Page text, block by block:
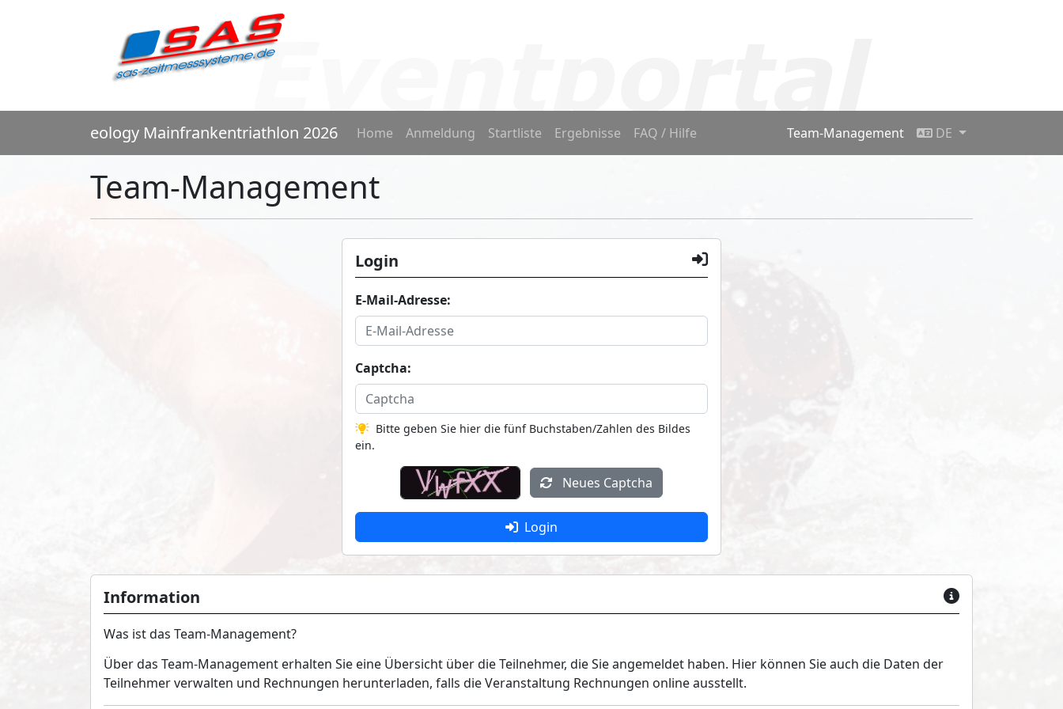
eology Mainfrankentriathlon 2026 Home Anmeldung Startliste Ergebnisse FAQ / Hilfe Team-Management DE
Team-Management
Login
E-Mail-Adresse:
Captcha:
Bitte geben Sie hier die fünf Buchstaben/Zahlen des Bildes
ein.
Neues Captcha
Login
Information
Was ist das Team-Management?
Über das Team-Management erhalten Sie eine Übersicht über die Teilnehmer, die Sie angemeldet haben. Hier können Sie auch die Daten der
Teilnehmer verwalten und Rechnungen herunterladen, falls die Veranstaltung Rechnungen online ausstellt.